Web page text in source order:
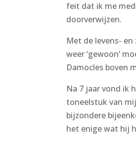
feit dat ik me
doorverwijzen.
Met de levens-
weer ‘gewoon’
Damocles boven
Na 7 jaar vond ik
toneelstuk van
bijzondere
het enige wat hij